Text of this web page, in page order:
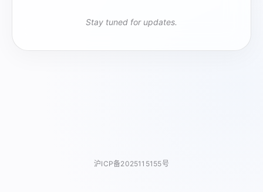
Stay tuned for updates.
沪ICP备2025115155号